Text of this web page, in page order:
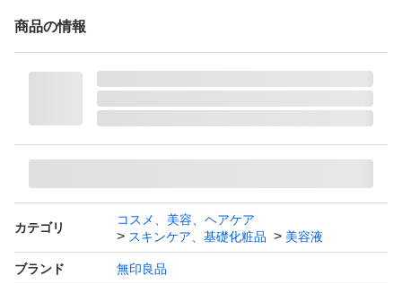
商品の情報
カテゴリ
コスメ、美容、ヘアケア
スキンケア、基礎化粧品
美容液
ブランド 無印良品